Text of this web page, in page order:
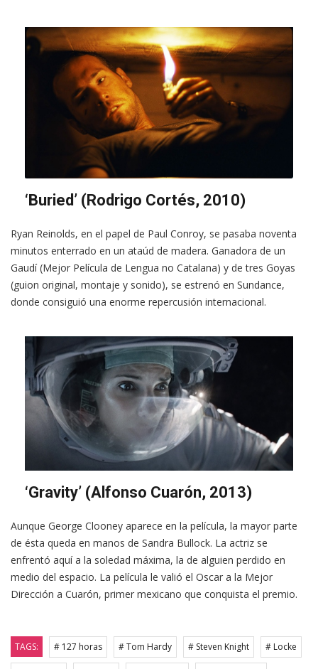
‘Buried’ (Rodrigo Cortés, 2010)
Ryan Reinolds, en el papel de Paul Conroy, se pasaba noventa
minutos enterrado en un ataúd de madera. Ganadora de un
Gaudí (Mejor Película de Lengua no Catalana) y de tres Goyas
(guion original, montaje y sonido), se estrenó en Sundance,
donde consiguió una enorme repercusión internacional.
‘Gravity’ (Alfonso Cuarón, 2013)
Aunque George Clooney aparece en la película, la mayor parte
de ésta queda en manos de Sandra Bullock. La actriz se
enfrentó aquí a la soledad máxima, la de alguien perdido en
medio del espacio. La película le valió el Oscar a la Mejor
Dirección a Cuarón, primer mexicano que conquista el premio.
TAGS: # 127 horas # Tom Hardy # Steven Knight # Locke